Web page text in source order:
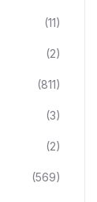
(11)
(2)
(811)
(3)
(2)
(569)